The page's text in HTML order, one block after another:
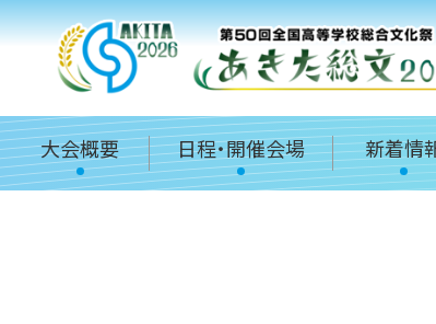
大会概要 日程・開催会場 新着情